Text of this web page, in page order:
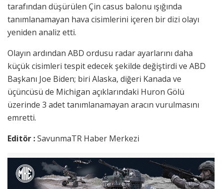
tarafından düşürülen Çin casus balonu ışığında
tanımlanamayan hava cisimlerini içeren bir dizi olayı
yeniden analiz etti.
Olayın ardından ABD ordusu radar ayarlarını daha
küçük cisimleri tespit edecek şekilde değiştirdi ve ABD
Başkanı Joe Biden; biri Alaska, diğeri Kanada ve
üçüncüsü de Michigan açıklarındaki Huron Gölü
üzerinde 3 adet tanımlanamayan aracın vurulmasını
emretti.
Editör :SavunmaTR Haber Merkezi